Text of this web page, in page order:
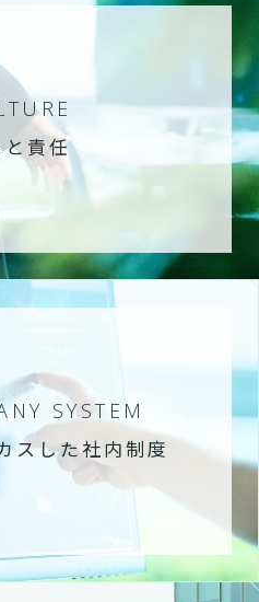
と責任
SYSTEM
スした社内制度